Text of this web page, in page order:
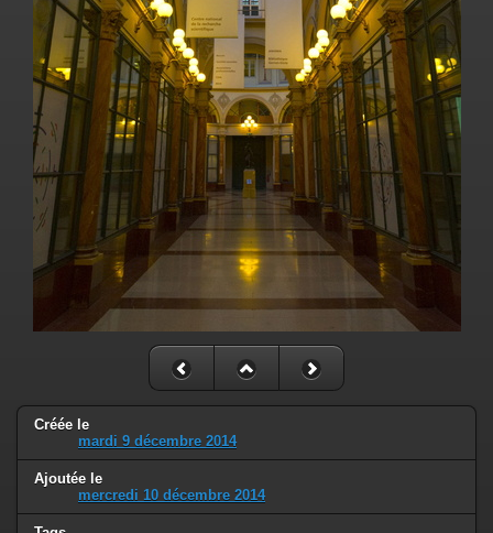
Créée le
mardi 9 décembre 2014
Ajoutée le
mercredi 10 décembre 2014